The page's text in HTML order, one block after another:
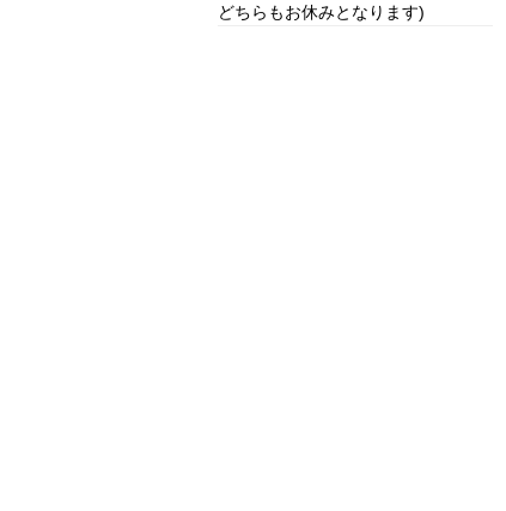
どちらもお休みとなります)